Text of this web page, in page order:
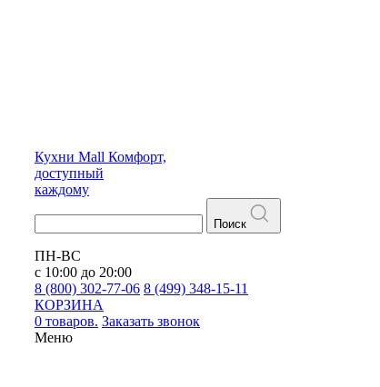
Кухни Mall Комфорт,
доступный
каждому
Поиск
ПН-ВС
с 10:00 до 20:00
8 (800) 302-77-06 8 (499) 348-15-11
КОРЗИНА
0 товаров. Заказать звонок
Меню